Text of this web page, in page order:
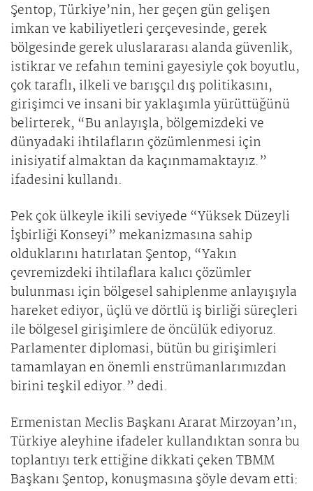
Şentop, Türkiye’nin, her geçen gün gelişen
imkan ve kabiliyetleri çerçevesinde, gerek
bölgesinde gerek uluslararası alanda güvenlik,
istikrar ve refahın temini gayesiyle çok boyutlu,
çok taraflı, ilkeli ve barışçıl dış politikasını,
girişimci ve insani bir yaklaşımla yürüttüğünü
belirterek, “Bu anlayışla, bölgemizdeki ve
dünyadaki ihtilafların çözümlenmesi için
inisiyatif almaktan da kaçınmamaktayız.”
ifadesini kullandı.
Pek çok ülkeyle ikili seviyede “Yüksek Düzeyli
İşbirliği Konseyi” mekanizmasına sahip
olduklarını hatırlatan Şentop, “Yakın
çevremizdeki ihtilaflara kalıcı çözümler
bulunması için bölgesel sahiplenme anlayışıyla
hareket ediyor, üçlü ve dörtlü iş birliği süreçleri
ile bölgesel girişimlere de öncülük ediyoruz.
Parlamenter diplomasi, bütün bu girişimleri
tamamlayan en önemli enstrümanlarımızdan
birini teşkil ediyor.” dedi.
Ermenistan Meclis Başkanı Ararat Mirzoyan’ın,
Türkiye aleyhine ifadeler kullandıktan sonra bu
toplantıyı terk ettiğine dikkati çeken TBMM
Başkanı Şentop, konuşmasına şöyle devam etti: